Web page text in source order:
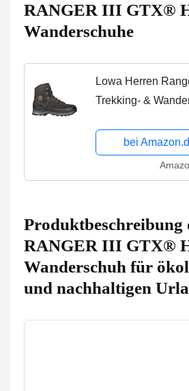
RANGER III GTX®
Wanderschuhe
Lowa Herren
Trekking- &
bei
Produktbeschreibung
RANGER III GTX®
Wanderschuh für
und nachhaltigen